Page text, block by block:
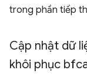
trong phần tiếp
Cập nhật dữ
khôi phục